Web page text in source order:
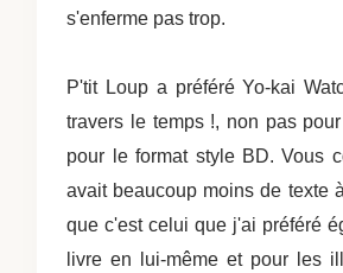
s'enferme pas trop.
P'tit Loup a préféréYo-kai
travers le temps !, non pas
pour le format style BD. Vous
avait beaucoup moins de texte
que c'est celui que j'ai préféré
livre en lui-même et pour les